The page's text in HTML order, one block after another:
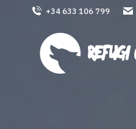
+34 633 106 799